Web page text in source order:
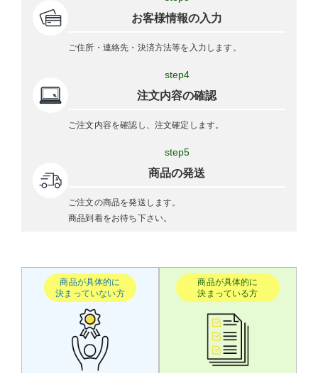
お客様情報の入力
ご住所・連絡先・決済方法等を入力します。
step4
注文内容の確認
ご注文内容を確認し、注文確定します。
step5
商品の発送
ご注文の商品を発送します。
商品到着をお待ち下さい。
商品が具体的に
決まっていない方
商品が具体的に
決まっている方